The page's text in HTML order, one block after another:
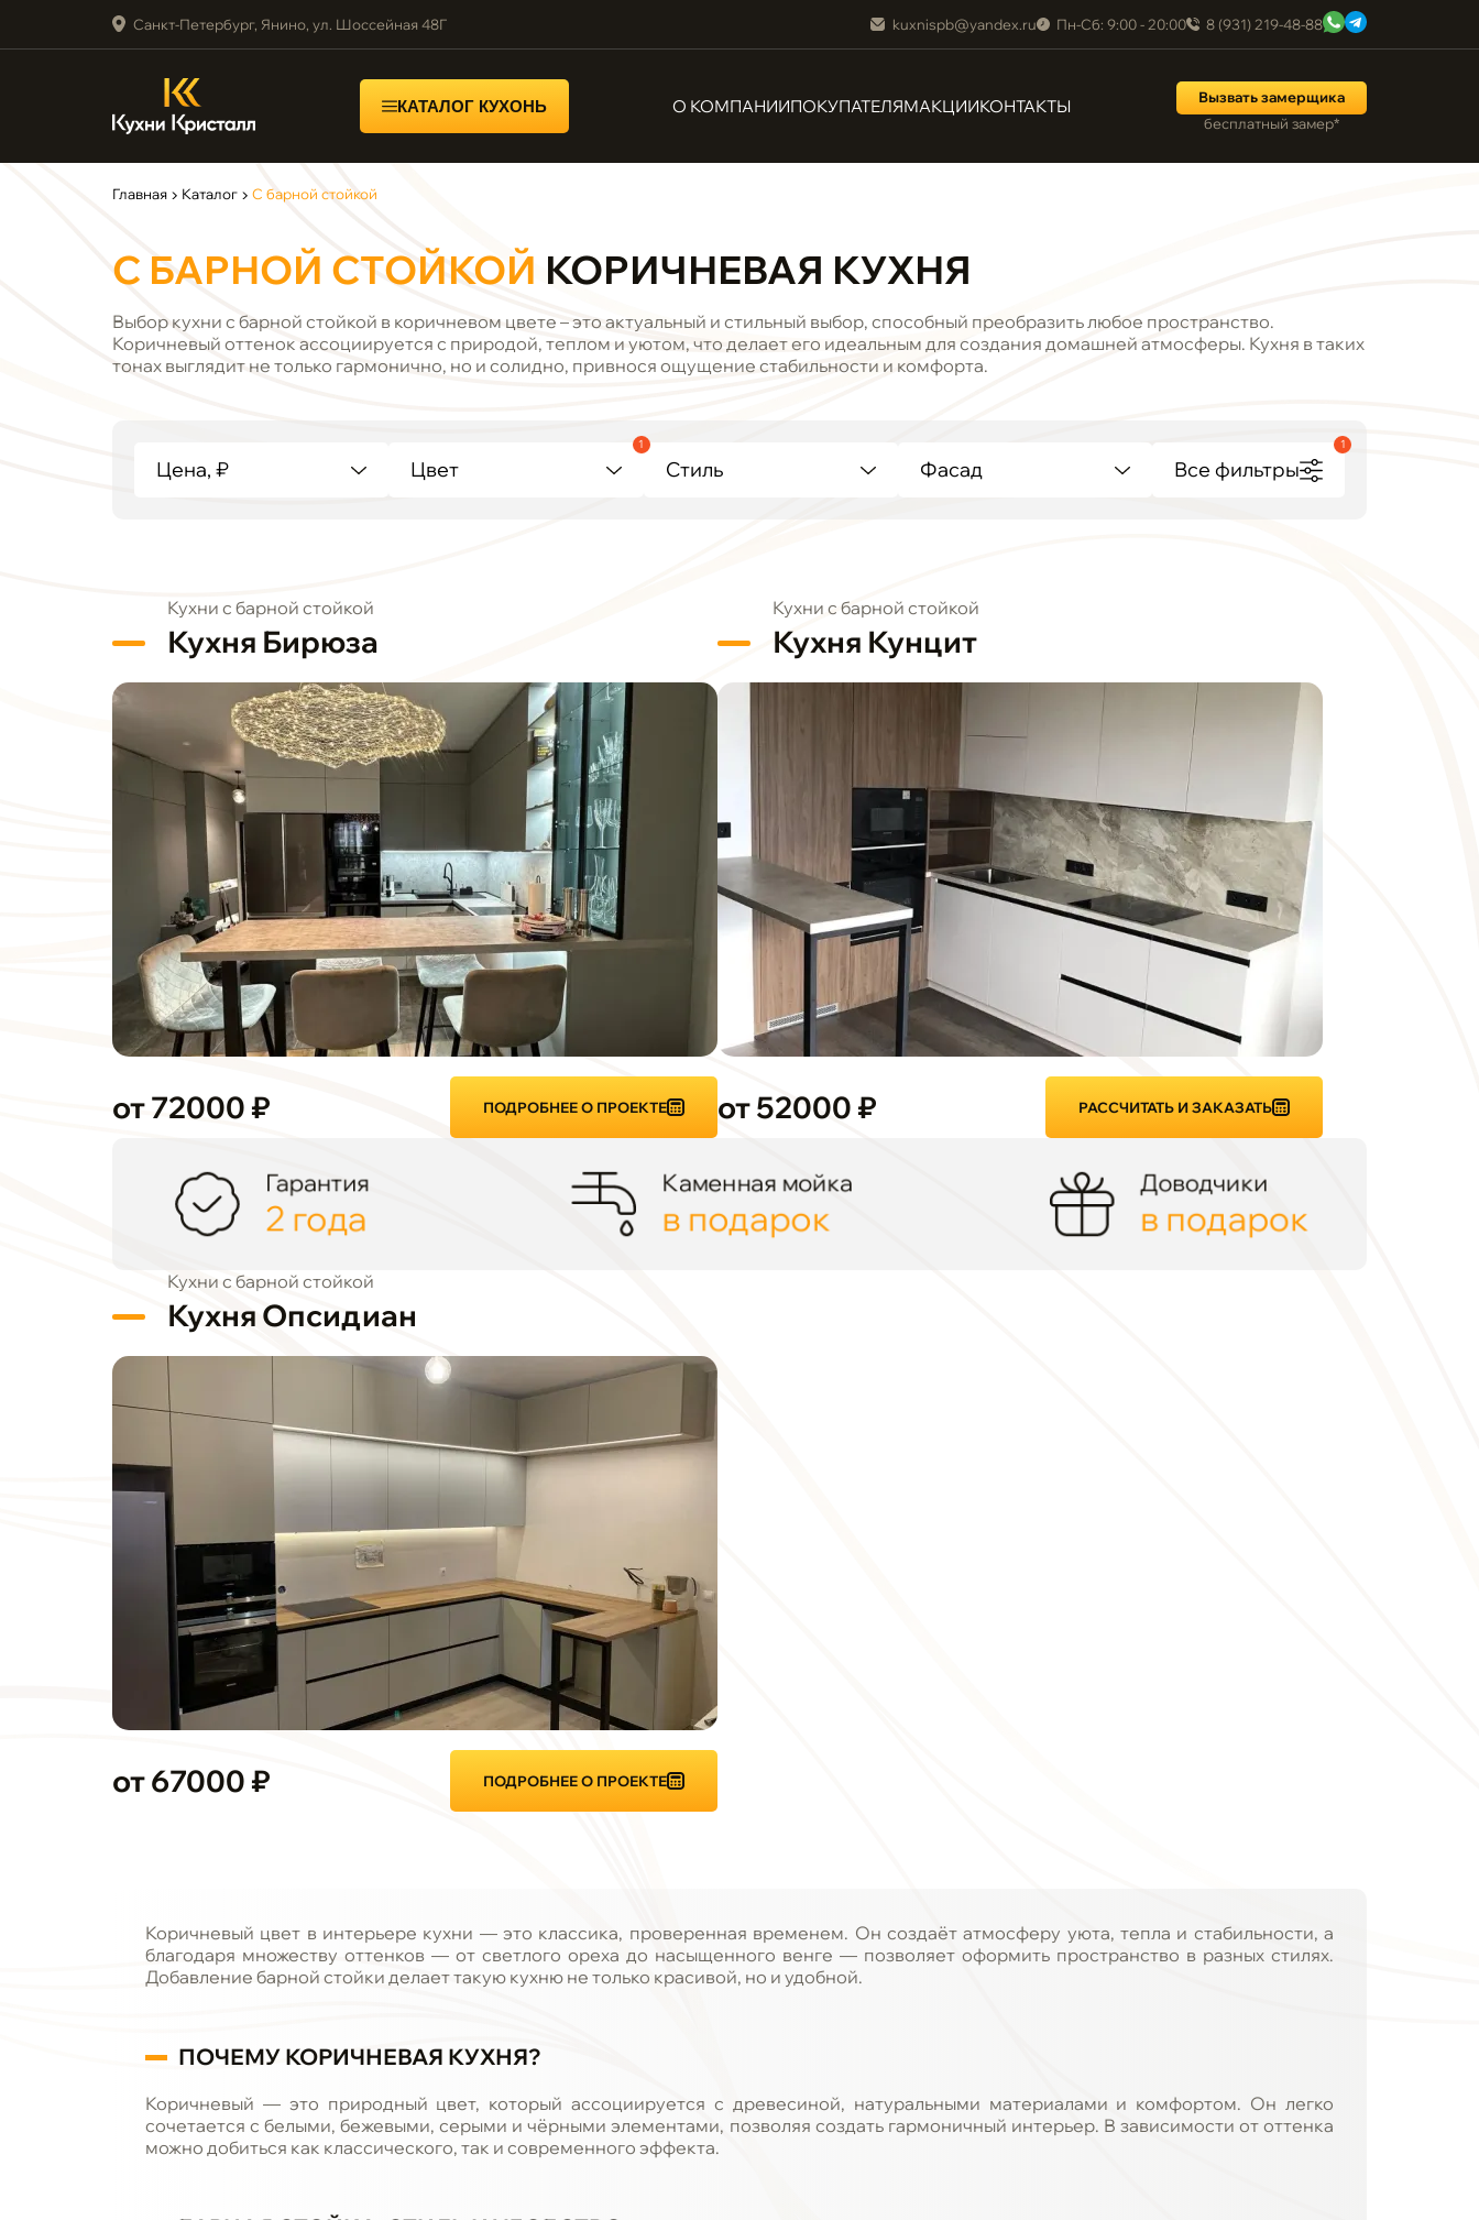
Санкт-Петербург, Янино, ул. Шоссейная 48Г kuxnispb@yandex.ru Пн-Сб: 9:00 - 20:00 8 (931) 219-48-88
КАТАЛОГ КУХОНЬ О КОМПАНИИПОКУПАТЕЛЯМАКЦИИКОНТАКТЫ
Вызвать замерщика
бесплатный замер*
Главная ▶ Каталог ▶ С барной стойкой
С БАРНОЙ СТОЙКОЙ КОРИЧНЕВАЯ КУХНЯ
Выбор кухни с барной стойкой в коричневом цвете – это актуальный и стильный выбор, способный преобразить любое пространство.
Коричневый оттенок ассоциируется с природой, теплом и уютом, что делает его идеальным для создания домашней атмосферы. Кухня в таких
тонах выглядит не только гармонично, но и солидно, привнося ощущение стабильности и комфорта.
Цена, ₽
1
Цвет Стиль Фасад
1
Все фильтры
Кухни с барной стойкой
Кухня Бирюза
от 72000 ₽ ПОДРОБНЕЕ О ПРОЕКТЕ
Кухни с барной стойкой
Кухня Кунцит
от 52000 ₽ РАССЧИТАТЬ И ЗАКАЗАТЬ
Гарантия
2 года
Каменная мойка
в подарок
Доводчики
в подарок
Кухни с барной стойкой
Кухня Опсидиан
от 67000 ₽ ПОДРОБНЕЕ О ПРОЕКТЕ
Коричневый цвет в интерьере кухни — это классика, проверенная временем. Он создаёт атмосферу уюта, тепла и стабильности, а
благодаря множеству оттенков — от светлого ореха до насыщенного венге — позволяет оформить пространство в разных стилях.
Добавление барной стойки делает такую кухню не только красивой, но и удобной.
ПОЧЕМУ КОРИЧНЕВАЯ КУХНЯ?
Коричневый — это природный цвет, который ассоциируется с древесиной, натуральными материалами и комфортом. Он легко
сочетается с белыми, бежевыми, серыми и чёрными элементами, позволяя создать гармоничный интерьер. В зависимости от оттенка
можно добиться как классического, так и современного эффекта.